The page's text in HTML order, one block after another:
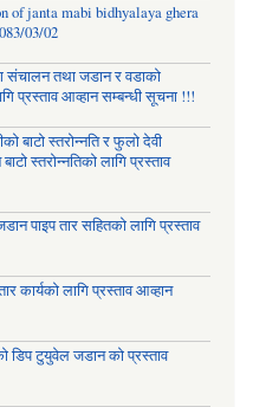
of janta mabi bidhyalaya ghera
03/02
संचालन तथा जडान र वडाको
प्रस्ताव आव्हान सम्बन्धी सूचना !!!
बाटो स्तरोन्नति र फुलो देवी
स्तरोन्नतिको लागि प्रस्ताव
पाइप तार सहितको लागि प्रस्ताव
कार्यको लागि प्रस्ताव आव्हान
डिप टुयुवेल जडान को प्रस्ताव